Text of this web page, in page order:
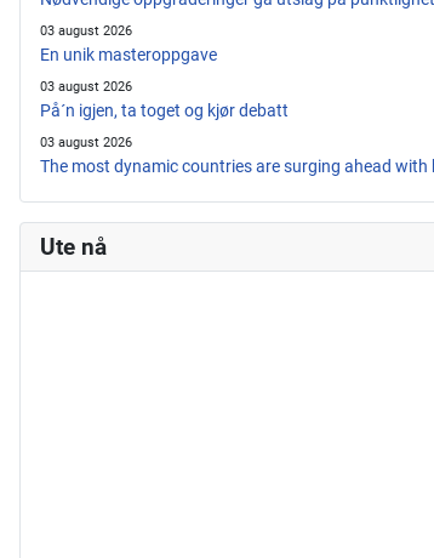
03 august 2026
En unik masteroppgave
03 august 2026
På´n igjen, ta toget og kjør debatt
03 august 2026
The most dynamic countries are surging ahead with
Ute nå